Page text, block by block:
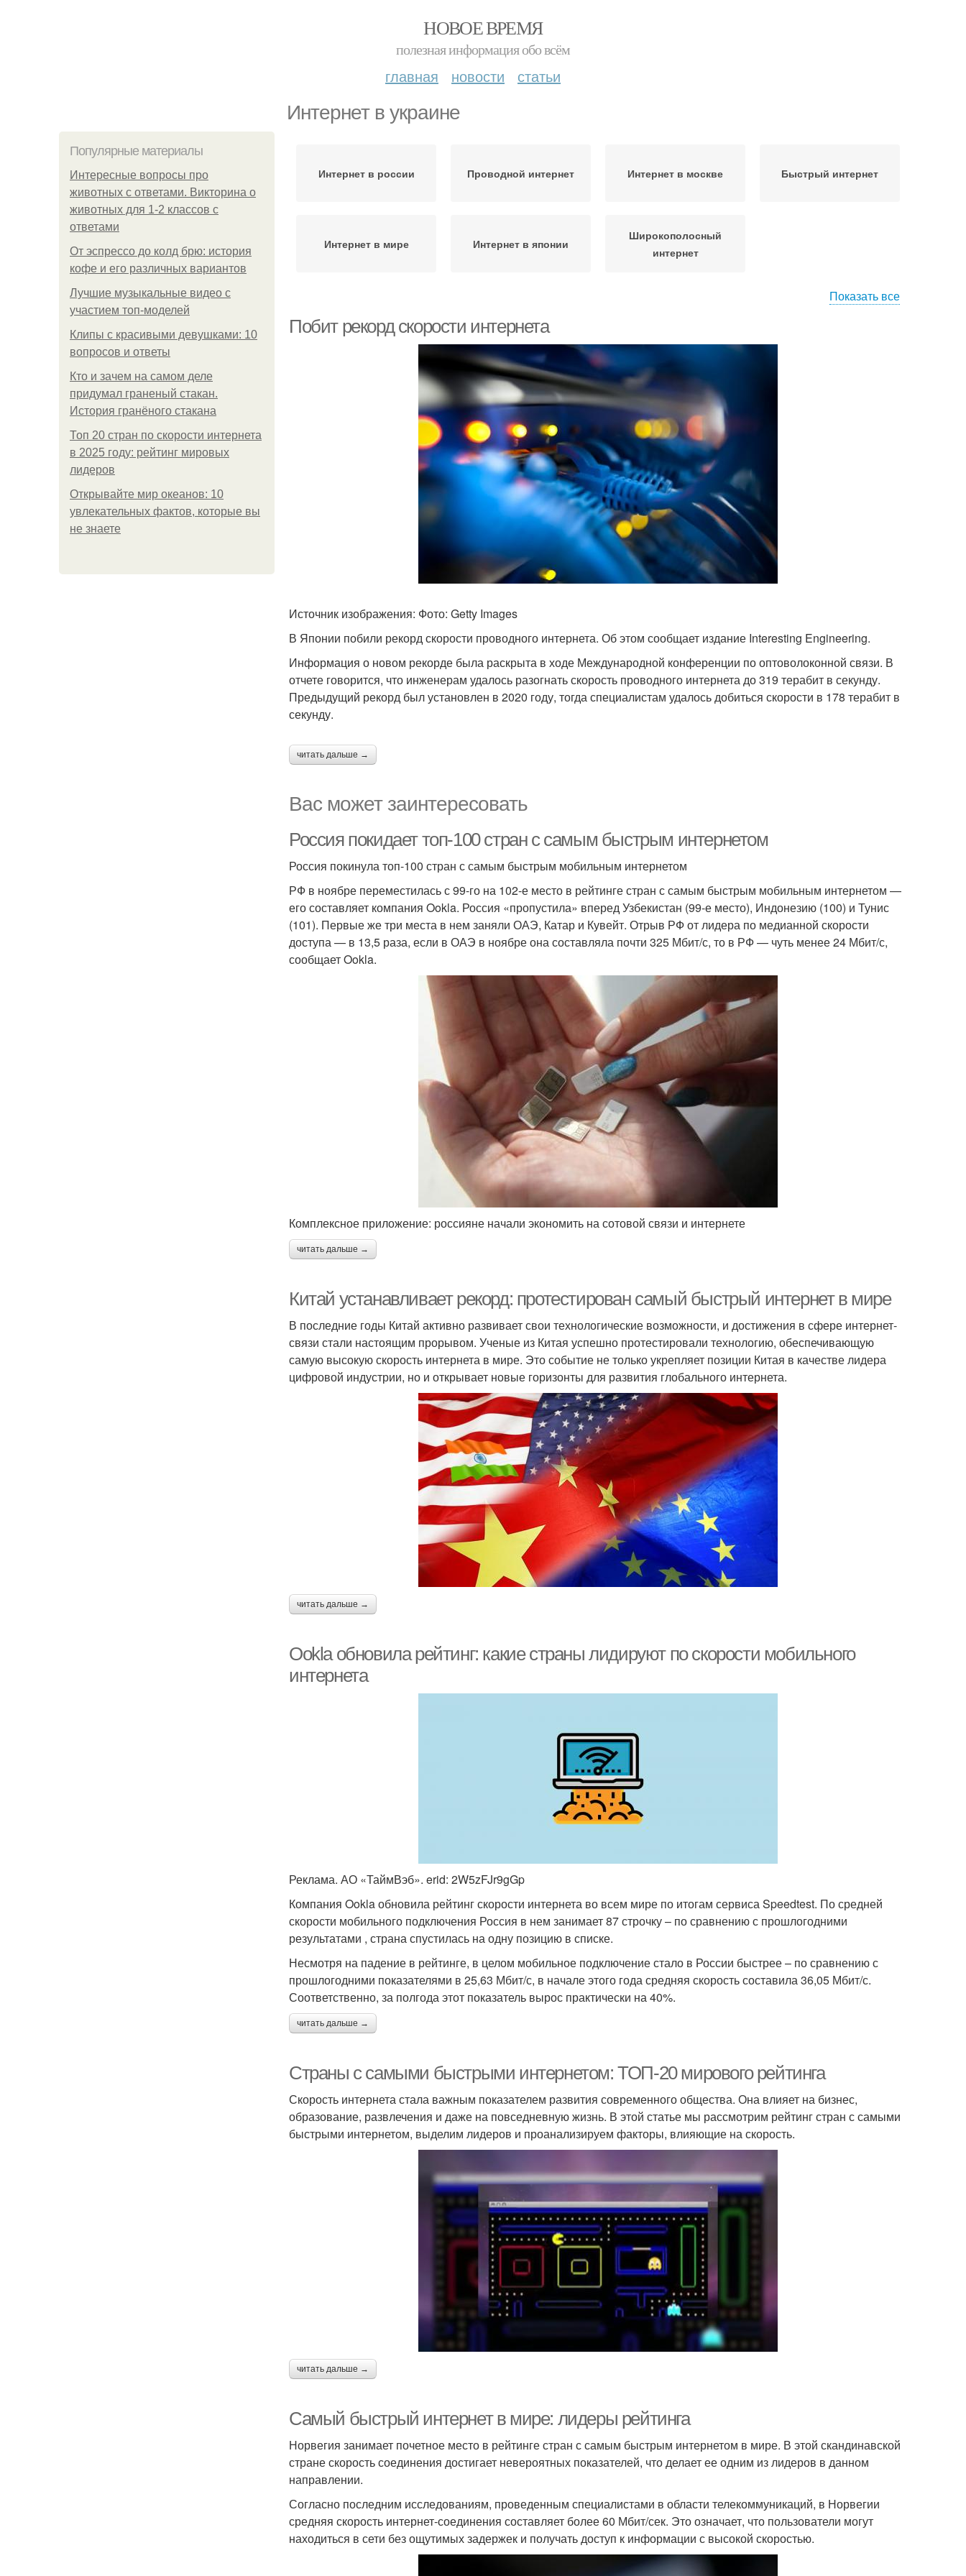
НОВОЕ ВРЕМЯ
полезная информация обо всём
главная новости статьи
Интернет в украине
Популярные материалы
Интересные вопросы про
животных с ответами. Викторина о
животных для 1-2 классов с
ответами
От эспрессо до колд брю: история
кофе и его различных вариантов
Лучшие музыкальные видео с
участием топ-моделей
Клипы с красивыми девушками: 10
вопросов и ответы
Кто и зачем на самом деле
придумал граненый стакан.
История гранёного стакана
Топ 20 стран по скорости интернета
в 2025 году: рейтинг мировых
лидеров
Открывайте мир океанов: 10
увлекательных фактов, которые вы
не знаете
Интернет в россии Проводной интернет Интернет в москве Быстрый интернет
Интернет в мире Интернет в японии
Широкополосный
интернет
Показать все
Побит рекорд скорости интернета
Источник изображения: Фото: Getty Images
В Японии побили рекорд скорости проводного интернета. Об этом сообщает издание Interesting Engineering.
Информация о новом рекорде была раскрыта в ходе Международной конференции по оптоволоконной связи. В
отчете говорится, что инженерам удалось разогнать скорость проводного интернета до 319 терабит в секунду.
Предыдущий рекорд был установлен в 2020 году, тогда специалистам удалось добиться скорости в 178 терабит в
секунду.
читать дальше →
Вас может заинтересовать
Россия покидает топ-100 стран с самым быстрым интернетом
Россия покинула топ-100 стран с самым быстрым мобильным интернетом
РФ в ноябре переместилась с 99-го на 102-е место в рейтинге стран с самым быстрым мобильным интернетом —
его составляет компания Ookla. Россия «пропустила» вперед Узбекистан (99-е место), Индонезию (100) и Тунис
(101). Первые же три места в нем заняли ОАЭ, Катар и Кувейт. Отрыв РФ от лидера по медианной скорости
доступа — в 13,5 раза, если в ОАЭ в ноябре она составляла почти 325 Мбит/с, то в РФ — чуть менее 24 Мбит/с,
сообщает Ookla.
Комплексное приложение: россияне начали экономить на сотовой связи и интернете
читать дальше →
Китай устанавливает рекорд: протестирован самый быстрый интернет в мире
В последние годы Китай активно развивает свои технологические возможности, и достижения в сфере интернет-
связи стали настоящим прорывом. Ученые из Китая успешно протестировали технологию, обеспечивающую
самую высокую скорость интернета в мире. Это событие не только укрепляет позиции Китая в качестве лидера
цифровой индустрии, но и открывает новые горизонты для развития глобального интернета.
читать дальше →
Ookla обновила рейтинг: какие страны лидируют по скорости мобильного
интернета
Реклама. АО «ТаймВэб». erid: 2W5zFJr9gGp
Компания Ookla обновила рейтинг скорости интернета во всем мире по итогам сервиса Speedtest. По средней
скорости мобильного подключения Россия в нем занимает 87 строчку – по сравнению с прошлогодними
результатами , страна спустилась на одну позицию в списке.
Несмотря на падение в рейтинге, в целом мобильное подключение стало в России быстрее – по сравнению с
прошлогодними показателями в 25,63 Мбит/с, в начале этого года средняя скорость составила 36,05 Мбит/с.
Соответственно, за полгода этот показатель вырос практически на 40%.
читать дальше →
Страны с самыми быстрыми интернетом: ТОП-20 мирового рейтинга
Скорость интернета стала важным показателем развития современного общества. Она влияет на бизнес,
образование, развлечения и даже на повседневную жизнь. В этой статье мы рассмотрим рейтинг стран с самыми
быстрыми интернетом, выделим лидеров и проанализируем факторы, влияющие на скорость.
читать дальше →
Самый быстрый интернет в мире: лидеры рейтинга
Норвегия занимает почетное место в рейтинге стран с самым быстрым интернетом в мире. В этой скандинавской
стране скорость соединения достигает невероятных показателей, что делает ее одним из лидеров в данном
направлении.
Согласно последним исследованиям, проведенным специалистами в области телекоммуникаций, в Норвегии
средняя скорость интернет-соединения составляет более 60 Мбит/сек. Это означает, что пользователи могут
находиться в сети без ощутимых задержек и получать доступ к информации с высокой скоростью.